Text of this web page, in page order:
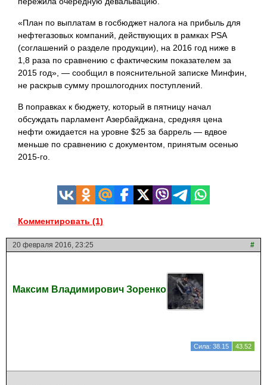
«План по выплатам в госбюджет налога на прибыль для
нефтегазовых компаний, действующих в рамках PSA
(соглашений о разделе продукции), на 2016 год ниже в
1,8 раза по сравнению с фактическим показателем за
2015 год», — сообщил в пояснительной записке Минфин,
не раскрыв сумму прошлогодних поступлений.
В поправках к бюджету, который в пятницу начал
обсуждать парламент Азербайджана, средняя цена
нефти ожидается на уровне $25 за баррель — вдвое
меньше по сравнению с документом, принятым осенью
2015-го.
Комментировать (1)
20 февраля 2016, 23:25 #
Максим Владимирович Зоренко
Сила: 38.15 43.52